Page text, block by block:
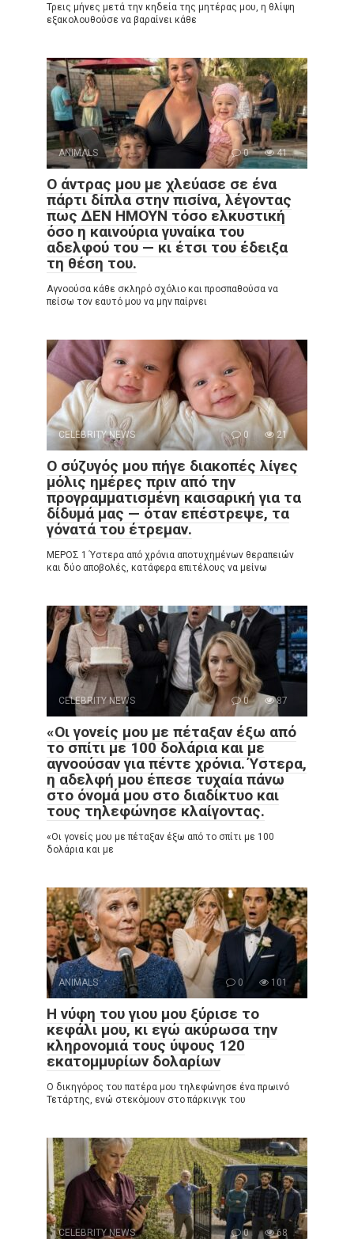
Τρεις μήνες μετά την κηδεία της μητέρας μου, η θλίψη
εξακολουθούσε να βαραίνει κάθε
ANIMALS 0 41
Ο άντρας μου με χλεύασε σε ένα
πάρτι δίπλα στην πισίνα, λέγοντας
πως ΔΕΝ ΗΜΟΥΝ τόσο ελκυστική
όσο η καινούρια γυναίκα του
αδελφού του — κι έτσι του έδειξα
τη θέση του.
Αγνοούσα κάθε σκληρό σχόλιο και προσπαθούσα να
πείσω τον εαυτό μου να μην παίρνει
CELEBRITY NEWS 0 21
Ο σύζυγός μου πήγε διακοπές λίγες
μόλις ημέρες πριν από την
προγραμματισμένη καισαρική για τα
δίδυμά μας — όταν επέστρεψε, τα
γόνατά του έτρεμαν.
ΜΕΡΟΣ 1 Ύστερα από χρόνια αποτυχημένων θεραπειών
και δύο αποβολές, κατάφερα επιτέλους να μείνω
CELEBRITY NEWS 0 87
«Οι γονείς μου με πέταξαν έξω από
το σπίτι με 100 δολάρια και με
αγνοούσαν για πέντε χρόνια. Ύστερα,
η αδελφή μου έπεσε τυχαία πάνω
στο όνομά μου στο διαδίκτυο και
τους τηλεφώνησε κλαίγοντας.
«Οι γονείς μου με πέταξαν έξω από το σπίτι με 100
δολάρια και με
ANIMALS 0 101
Η νύφη του γιου μου ξύρισε το
κεφάλι μου, κι εγώ ακύρωσα την
κληρονομιά τους ύψους 120
εκατομμυρίων δολαρίων
Ο δικηγόρος του πατέρα μου τηλεφώνησε ένα πρωινό
Τετάρτης, ενώ στεκόμουν στο πάρκινγκ του
CELEBRITY NEWS 0 68